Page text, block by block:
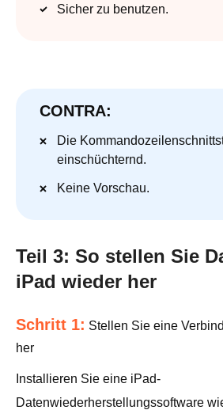
Sicher zu benutzen.
CONTRA:
Die
einschüchternd.
Keine Vorschau.
Teil 3: So stellen Sie
iPad wieder her
Schritt 1: Stellen Sie eine
her
Installieren Sie eine iPad-
Datenwiederherstellungssoftware